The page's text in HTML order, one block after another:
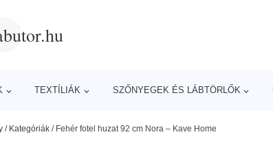
TEXTÍLIÁK SZŐNYEGEK ÉS LÁBTÖRLŐK
/ Kategóriák / Fehér fotel huzat 92 cm Nora – Kave Home